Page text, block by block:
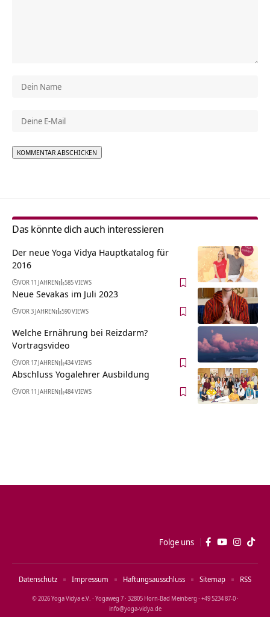
Das könnte dich auch interessieren
Der neue Yoga Vidya Hauptkatalog für
2016
VOR 11 JAHREN 585 VIEWS
Neue Sevakas im Juli 2023
VOR 3 JAHREN 590 VIEWS
Welche Ernährung bei Reizdarm?
Vortragsvideo
VOR 17 JAHREN 434 VIEWS
Abschluss Yogalehrer Ausbildung
VOR 11 JAHREN 484 VIEWS
Folge uns
© 2026 Yoga Vidya e.V. · Yogaweg 7 · 32805 Horn‑Bad Meinberg · +49 5234 87‑0 ·
info@yoga‑vidya.de
Datenschutz Impressum Haftungsausschluss Sitemap RSS